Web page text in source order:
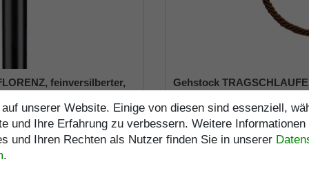
feinversilberter,
schwarz lackiertem
inklusive passendem
UVP 142,95 €
129,95 € *
MwSt.
Gehstock
9,99 € *
inkl. ges. MwSt.zzgl.
unserer Website. Einige von diesen sind essenziell,
und Ihre Erfahrung zu verbessern. Weitere
und Ihren Rechten als Nutzer finden Sie in unserer
.